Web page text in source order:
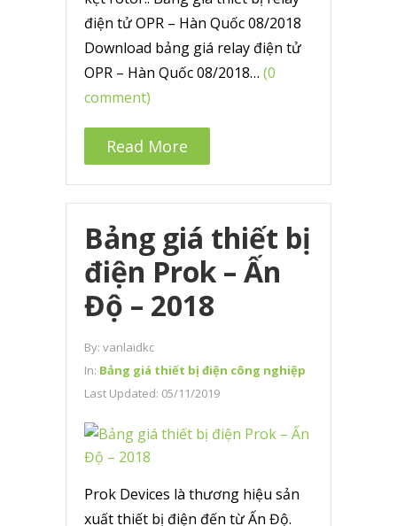
điện tử OPR – Hàn Quốc 08/2018
Download bảng giá relay điện tử
OPR – Hàn Quốc 08/2018… (0
comment)
Read More
Bảng giá thiết bị
điện Prok – Ấn
Độ – 2018
By: vanlaidkc
In: Bảng giá thiết bị điện công nghiệp
Last Updated: 05/11/2019
Prok Devices là thương hiệu sản
xuất thiết bị điện đến từ Ấn Độ.